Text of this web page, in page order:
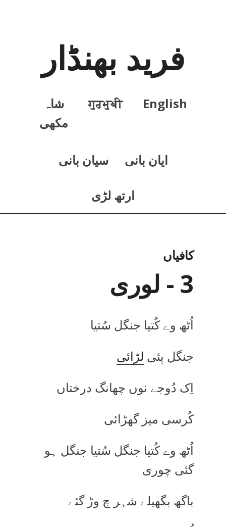
فرید بھنڈار
English
ਗੁਰਮੁਖੀ
شاہ
مکھی
ايان بانی سيان بانی
ارتھ لڑی
کافیاں
3 - لوری
اُٹھ وے کُتیا جنگل سُتیا
جنگل پئی لڑائی
اِک دُوجے نوں چھانگ درختاں
کُرسی میز گھڑائی
اُٹھ وے کُتیا جنگل سُتیا جنگل ہو
گئی چوری
باگھ بگھیلے شہر چ وڑ گئے